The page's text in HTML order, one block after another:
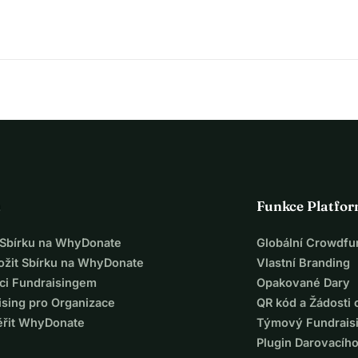
mezi životem a smrtí.
nic nedělají.
je můj krok dál a vytvoření způsobu, jak pomoci z první ruky.
na WhyDonate
Sbírku na WhyDonate
Fundraisingem
pro Organizace
WhyDonate
Funkce
Globální
Vlastní Branding
Opakované Dary
QR kód a Žádosti
Týmový
Plugin